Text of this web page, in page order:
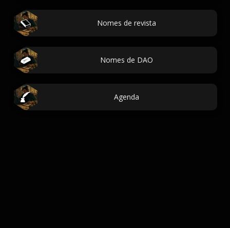
Nomes de revista
Nomes de DAO
Agenda